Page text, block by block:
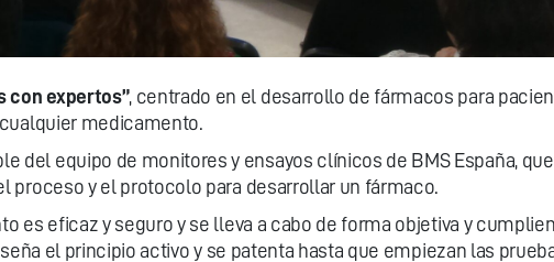
con expertos”, centrado en el desarrollo de fármacos para
medicamento.
del equipo de monitores y ensayos clínicos de BMS España,
y el protocolo para desarrollar un fármaco.
es eficaz y seguro y se lleva a cabo de forma objetiva y
el principio activo y se patenta hasta que empiezan las